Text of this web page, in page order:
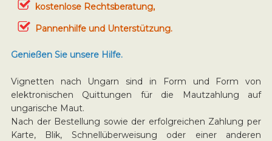
kostenlose Rechtsberatung,
Pannenhilfe und Unterstützung.
Genießen Sie unsere Hilfe.
Vignetten nach Ungarn sind in Form und Form von
elektronischen Quittungen für die Mautzahlung auf
ungarische Maut.
Nach der Bestellung sowie der erfolgreichen Zahlung per
Karte, Blik, Schnellüberweisung oder einer anderen